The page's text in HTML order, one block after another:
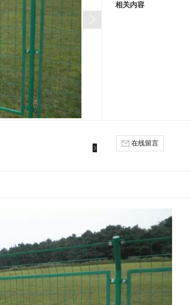
相关内容
在线留言